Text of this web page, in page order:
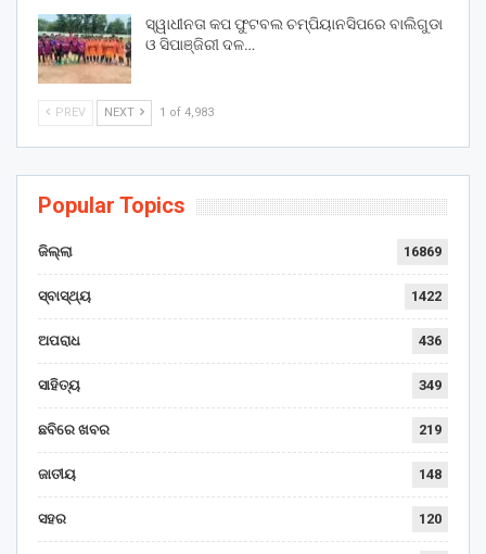
ସ୍ୱାଧୀନତା କପ ଫୁଟବଲ ଚମ୍ପିୟାନସିପରେ ବାଲିଗୁଡା
ଓ ସିପାଞ୍ଜିରୀ ଦଳ…
PREV NEXT 1 of 4,983
Popular Topics
ଜିଲ୍ଲା 16869
ସ୍ବାସ୍ଥ୍ୟ 1422
ଅପରାଧ 436
ସାହିତ୍ୟ 349
ଛବିରେ ଖବର 219
ଜାତୀୟ 148
ସହର 120